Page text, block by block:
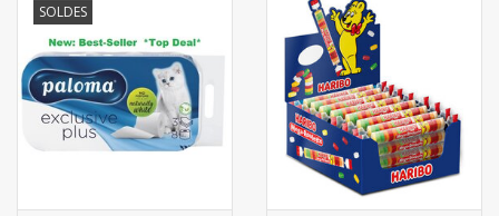
SOLDES